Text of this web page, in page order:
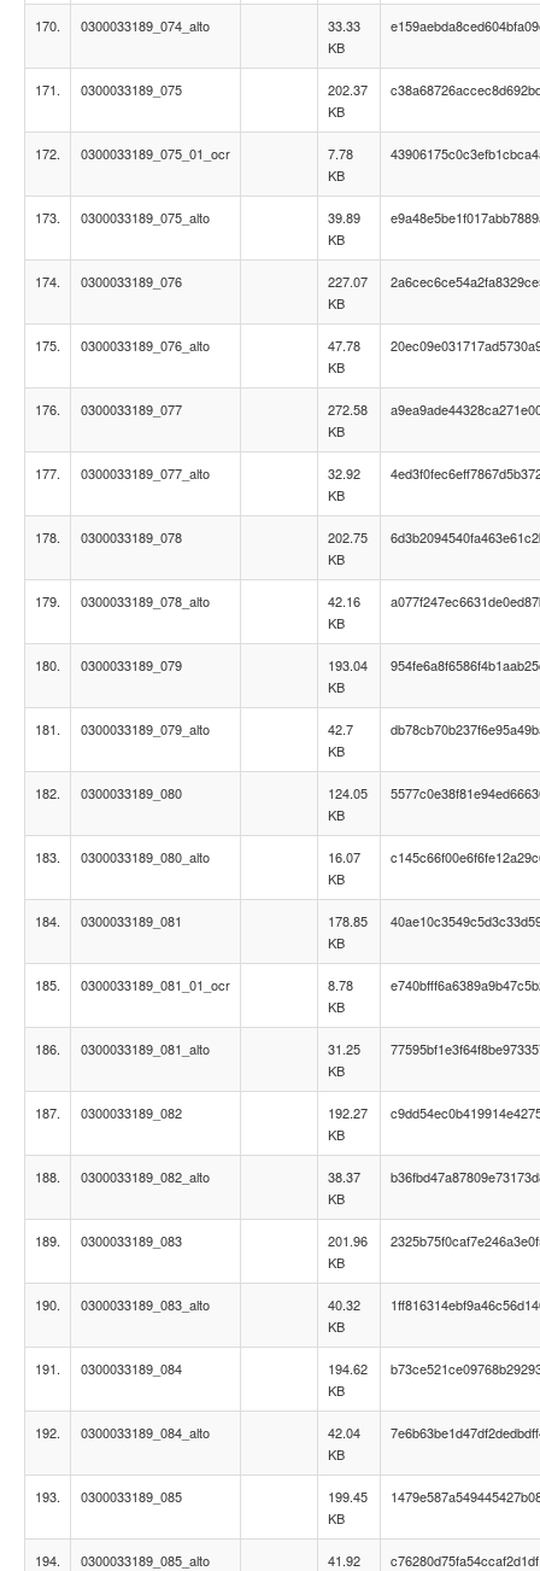
170. 0300033189_074_alto
33.33
KB
171. 0300033189_075
202.37
KB
172. 0300033189_075_01_ocr
7.78
KB
173. 0300033189_075_alto
39.89
KB
174. 0300033189_076
227.07
KB
175. 0300033189_076_alto
47.78
KB
176. 0300033189_077
272.58
KB
177. 0300033189_077_alto
32.92
KB
178. 0300033189_078
202.75
KB
179. 0300033189_078_alto
42.16
KB
180. 0300033189_079
193.04
KB
181. 0300033189_079_alto
42.7
KB
182. 0300033189_080
124.05
KB
183. 0300033189_080_alto
16.07
KB
184. 0300033189_081
178.85
KB
185. 0300033189_081_01_ocr
8.78
KB
186. 0300033189_081_alto
31.25
KB
187. 0300033189_082
192.27
KB
188. 0300033189_082_alto
38.37
KB
189. 0300033189_083
201.96
KB
190. 0300033189_083_alto
40.32
KB
191. 0300033189_084
194.62
KB
192. 0300033189_084_alto
42.04
KB
193. 0300033189_085
199.45
KB
194. 0300033189_085_alto
41.92